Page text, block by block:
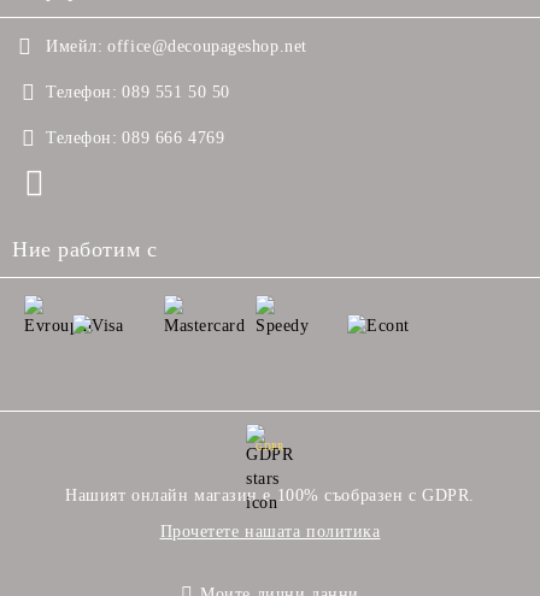
Имейл: office@decoupageshop.net
Телефон: 089 551 50 50
Телефон: 089 666 4769
Ние работим с
GDPR
Нашият онлайн магазин е 100% съобразен с GDPR.
Прочетете нашата политика